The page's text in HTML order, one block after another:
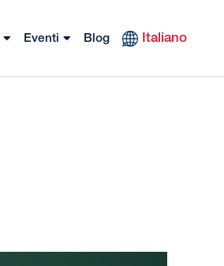
Eventi Blog Italiano